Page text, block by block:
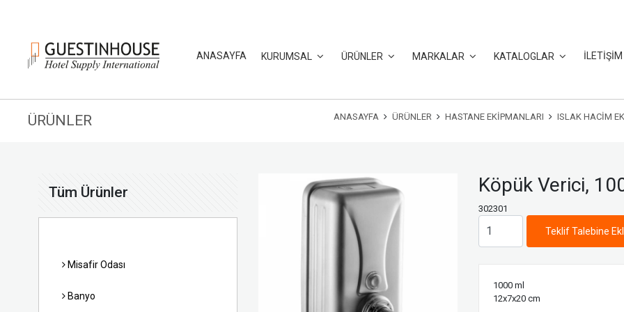
ANASAYFA KURUMSAL ÜRÜNLER MARKALAR KATALOGLAR İLETİŞİM
ÜRÜNLER ANASAYFA ÜRÜNLER HASTANE EKIPMANLARI ISLAK HACIM
Tüm Ürünler
Misafir Odası
Banyo
Köpük Verici,
302301
Teklif Talebine
1000 ml
12x7x20 cm